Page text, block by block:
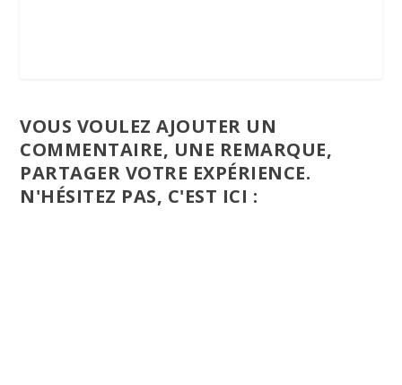
VOUS VOULEZ AJOUTER UN
COMMENTAIRE, UNE REMARQUE,
PARTAGER VOTRE EXPÉRIENCE.
N'HÉSITEZ PAS, C'EST ICI :